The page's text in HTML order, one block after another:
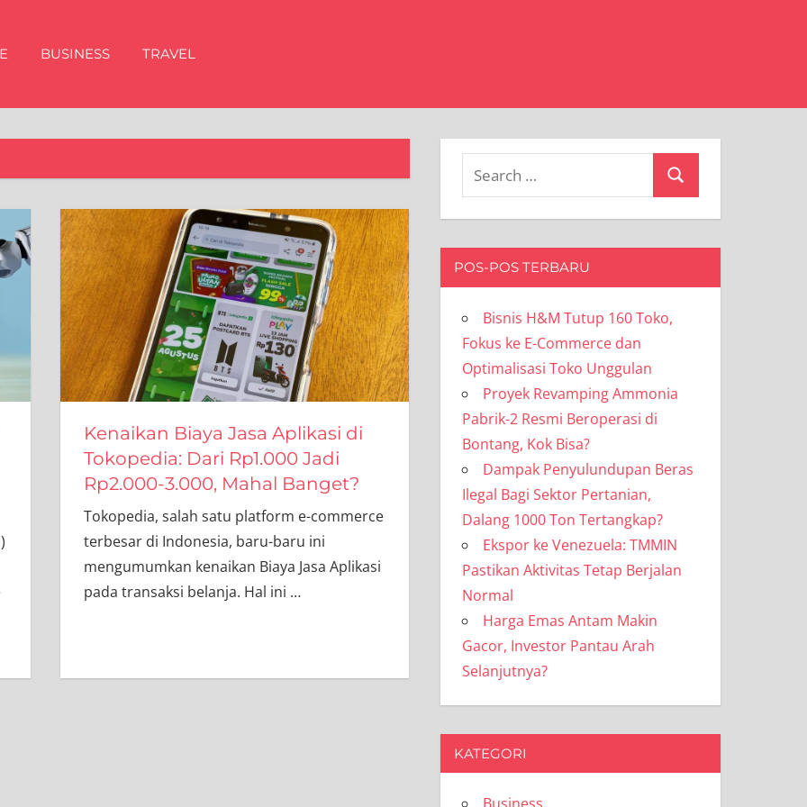
BUSINESS TRAVEL
Kenaikan Biaya Jasa Aplikasi di
Tokopedia: Dari Rp1.000 Jadi
Rp2.000-3.000, Mahal Banget?
Tokopedia, salah satu platform e-commerce
terbesar di Indonesia, baru-baru ini
mengumumkan kenaikan Biaya Jasa Aplikasi
pada transaksi belanja. Hal ini …
Search
POS-POS TERBARU
Bisnis H&M Tutup 160 Toko,
Fokus ke E-Commerce dan
Optimalisasi Toko Unggulan
Proyek Revamping Ammonia
Pabrik-2 Resmi Beroperasi di
Bontang, Kok Bisa?
Dampak Penyulundupan Beras
Ilegal Bagi Sektor Pertanian,
Dalang 1000 Ton Tertangkap?
Ekspor ke Venezuela: TMMIN
Pastikan Aktivitas Tetap Berjalan
Normal
Harga Emas Antam Makin
Gacor, Investor Pantau Arah
Selanjutnya?
KATEGORI